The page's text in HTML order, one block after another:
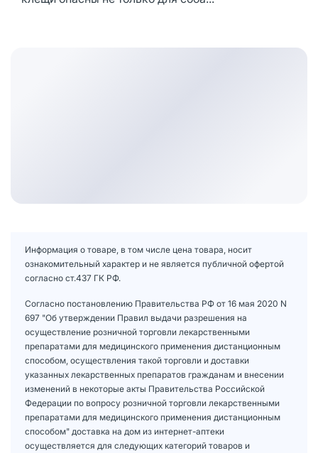
Информация о товаре, в том числе цена товара, носит
ознакомительный характер и не является публичной офертой
согласно ст.437 ГК РФ.
Согласно постановлению Правительства РФ от 16 мая 2020 N
697 "Об утверждении Правил выдачи разрешения на
осуществление розничной торговли лекарственными
препаратами для медицинского применения дистанционным
способом, осуществления такой торговли и доставки
указанных лекарственных препаратов гражданам и внесении
изменений в некоторые акты Правительства Российской
Федерации по вопросу розничной торговли лекарственными
препаратами для медицинского применения дистанционным
способом" доставка на дом из интернет-аптеки
осуществляется для следующих категорий товаров и